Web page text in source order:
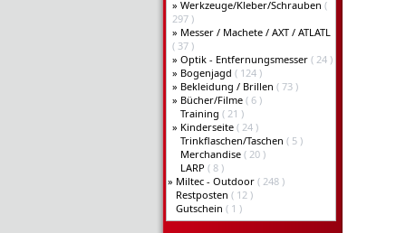
» Werkzeuge/Kleber/Schrauben (
297 )
» Messer / Machete / AXT / ATLATL
( 37 )
» Optik - Entfernungsmesser ( 24 )
» Bogenjagd ( 124 )
» Bekleidung / Brillen ( 73 )
» Bücher/Filme ( 6 )
Training ( 21 )
» Kinderseite ( 24 )
Trinkflaschen/Taschen ( 5 )
Merchandise ( 20 )
LARP ( 8 )
» Miltec - Outdoor ( 248 )
Restposten ( 12 )
Gutschein ( 1 )